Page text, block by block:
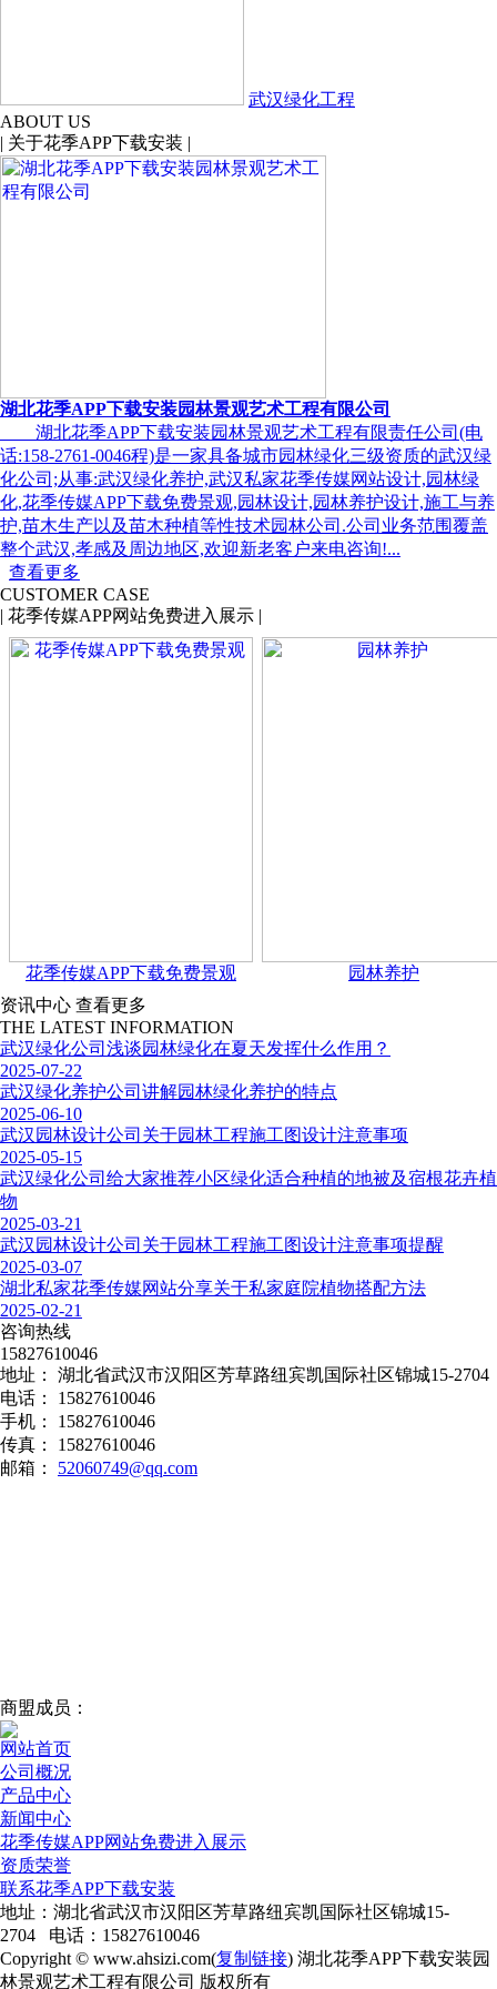
武汉绿化工程
ABOUT US
| 关于花季APP下载安装 |
湖北花季APP下载安装园林景观艺术工程有限公司
湖北花季APP下载安装园林景观艺术工程有限责任公司(电
话:158-2761-0046程)是一家具备城市园林绿化三级资质的武汉绿
化公司;从事:武汉绿化养护,武汉私家花季传媒网站设计,园林绿
化,花季传媒APP下载免费景观,园林设计,园林养护设计,施工与养
护,苗木生产以及苗木种植等性技术园林公司.公司业务范围覆盖
整个武汉,孝感及周边地区,欢迎新老客户来电咨询!...
查看更多
CUSTOMER CASE
| 花季传媒APP网站免费进入展示 |
花季传媒APP下载免费景观
园林养护
资讯中心 查看更多
THE LATEST INFORMATION
武汉绿化公司浅谈园林绿化在夏天发挥什么作用？
2025-07-22
武汉绿化养护公司讲解园林绿化养护的特点
2025-06-10
武汉园林设计公司关于园林工程施工图设计注意事项
2025-05-15
武汉绿化公司给大家推荐小区绿化适合种植的地被及宿根花卉植
物
2025-03-21
武汉园林设计公司关于园林工程施工图设计注意事项提醒
2025-03-07
湖北私家花季传媒网站分享关于私家庭院植物搭配方法
2025-02-21
咨询热线
15827610046
地址：
湖北省武汉市汉阳区芳草路纽宾凯国际社区锦城15-2704
电话：
15827610046
手机：
15827610046
传真：
15827610046
邮箱：
52060749@qq.com
商盟成员：
网站首页
公司概况
产品中心
新闻中心
花季传媒APP网站免费进入展示
资质荣誉
联系花季APP下载安装
地址：湖北省武汉市汉阳区芳草路纽宾凯国际社区锦城15-
2704 电话：15827610046
Copyright © www.ahsizi.com(复制链接) 湖北花季APP下载安装园
林景观艺术工程有限公司 版权所有